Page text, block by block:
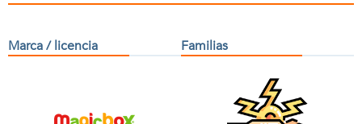
Marca / licencia Familias